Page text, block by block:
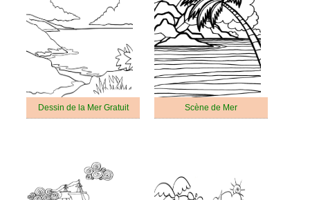
Dessin de la Mer Gratuit Scène de Mer